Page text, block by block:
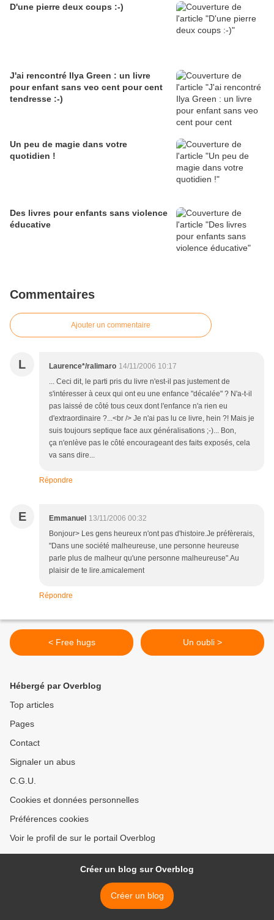
D'une pierre deux coups :-)
J'ai rencontré Ilya Green : un livre
pour enfant sans veo cent pour cent
tendresse :-)
Un peu de magie dans votre
quotidien !
Des livres pour enfants sans violence
éducative
Commentaires
Ajouter un commentaire
L Laurence*/ralimaro 14/11/2006 10:17
... Ceci dit, le parti pris du livre n'est-il pas justement de
s'intéresser à ceux qui ont eu une enfance "décalée" ? N'a-t-il
pas laissé de côté tous ceux dont l'enfance n'a rien eu
d'extraordinaire ?...<br /> Je n'ai pas lu ce livre, hein ?! Mais je
suis toujours septique face aux généralisations ;-)... Bon,
ça n'enlève pas le côté encourageant des faits exposés, cela
va sans dire...
Répondre
E Emmanuel 13/11/2006 00:32
Bonjour> Les gens heureux n'ont pas d'histoire.Je préfèrerais,
"Dans une société malheureuse, une personne heureuse
parle plus de malheur qu'une personne malheureuse".Au
plaisir de te lire.amicalement
Répondre
< Free hugs Un oubli >
Hébergé par Overblog
Top articles
Pages
Contact
Signaler un abus
C.G.U.
Cookies et données personnelles
Préférences cookies
Voir le profil de sur le portail Overblog
Créer un blog sur Overblog
Créer un blog